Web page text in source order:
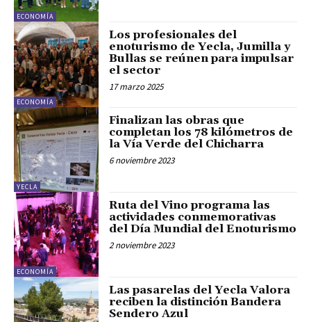
ECONOMÍA
ECONOMÍA
Los profesionales del
enoturismo de Yecla, Jumilla y
Bullas se reúnen para impulsar
el sector
17 marzo 2025
YECLA
Finalizan las obras que
completan los 78 kilómetros de
la Vía Verde del Chicharra
6 noviembre 2023
ECONOMÍA
Ruta del Vino programa las
actividades conmemorativas
del Día Mundial del Enoturismo
2 noviembre 2023
Las pasarelas del Yecla Valora
reciben la distinción Bandera
Sendero Azul